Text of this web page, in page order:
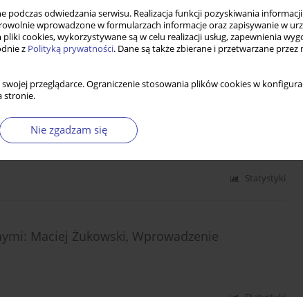
podczas odwiedzania serwisu. Realizacja funkcji pozyskiwania
wprowadzone w formularzach informacje oraz zapisywanie w
cookies, wykorzystywane są w celu realizacji usług, zapewnienia
z Polityką prywatności. Dane są także zbierane i przetwarzane przez
przeglądarce. Ograniczenie stosowania plików cookies w
stronie.
Nie zgadzam się
przy Uniwersytecie w Bremie
Statystyki
Maciej Żukowski, Wprowadzenie